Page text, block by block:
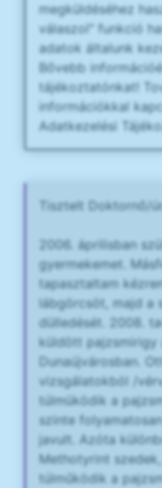
megküldéséhez
válaszol" funkció
adatok általunk
Bővebb
tájékoztatónkat!
információkkal
Adatkezelési
Tisztelt Doktornő/
2006. áprilisban
gyermekemet.
tapasztaltam
lábgörcsöt, majd a
dülledését. 2008.
küldött pajzsmirigy
Dunaújvárosban.
vizsgálatokból /
túlmüködik a
szinte
javult. Azóta
Methotyrint
túlműködik a